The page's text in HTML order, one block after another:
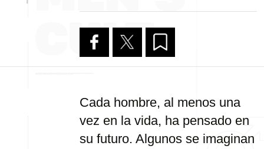
Cada hombre, al menos una
vez en la vida, ha pensado en
su futuro. Algunos se imaginan